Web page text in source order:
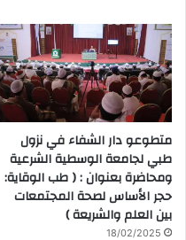
متطوعو دار الشفاء في نزول
طبي لجامعة الوسطية الشرعية
ومحاضرة بعنوان : ( طب الوقاية:
حجر الأساس لصحة المجتمعات
بين العلم والشريعة )
18/02/2025